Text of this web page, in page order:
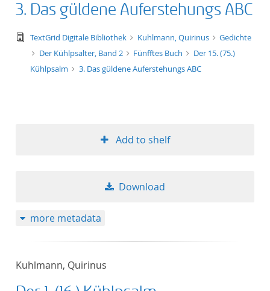
3. Das güldene Auferstehungs ABC
text/tg.edition+tg.aggregation+xml
TextGrid Digitale Bibliothek Kuhlmann, Quirinus
Gedichte
Der Kühlpsalter, Band 2
Fünfftes Buch
Der 15. (75.)
Kühlpsalm
3. Das güldene Auferstehungs ABC
Add to shelf
Download
more metadata
Kuhlmann, Quirinus